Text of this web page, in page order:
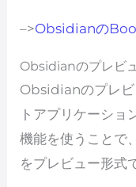
–>Obsidianの
Obsidianのプレビ
Obsidianのプレ
トアプリケーショ
機能を使うことで
をプレビュー形式